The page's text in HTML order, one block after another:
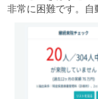
非常に困難です。自